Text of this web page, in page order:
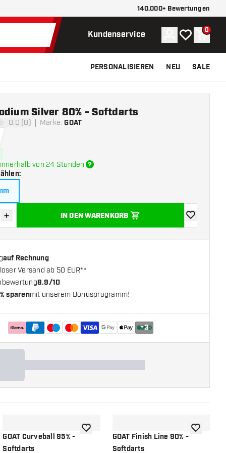
140.000+ Bewertungen
Kundenservice Konto
Meine 0
PERSONALISIEREN NEU SALE
0.0 (0) Marke: GOAT
Silver 80% - Softdarts
von 24 Stunden
:
Menge erhöhen
+ IN DEN WARENKORB
Zur
auf Rechnung
Versand ab 50 EUR**
8.9/10
sparenmit unserem Bonusprogramm!
+3
hinzufügen
GOAT Curveball 95% -
Softdarts
Zur Wunschliste hinzufügen
GOAT Finish Line 90% -
Softdarts
Zur